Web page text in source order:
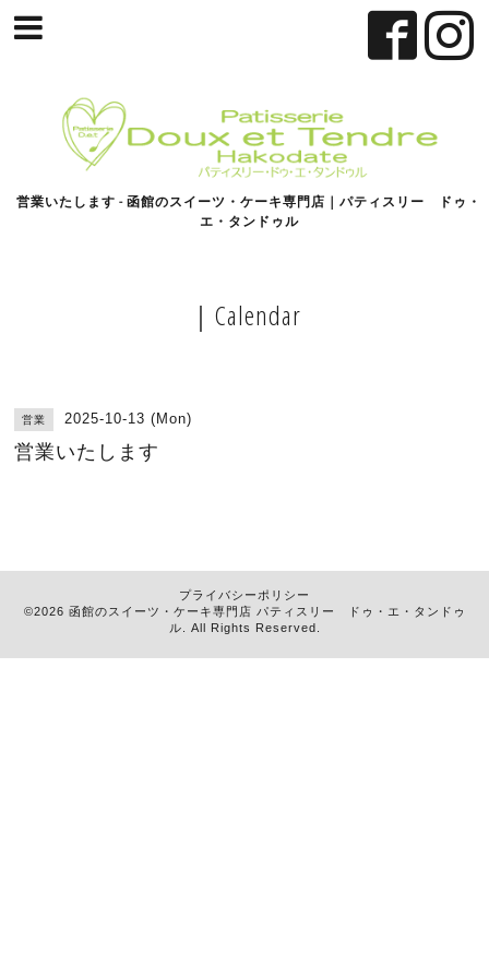
営業いたします - 函館のスイーツ・ケーキ専門店｜パティスリー ドゥ・
エ・タンドゥル
｜Calendar
営業 2025-10-13 (Mon)
営業いたします
プライバシーポリシー
©2026 函館のスイーツ・ケーキ専門店 パティスリー ドゥ・エ・タンドゥ
ル . All Rights Reserved.